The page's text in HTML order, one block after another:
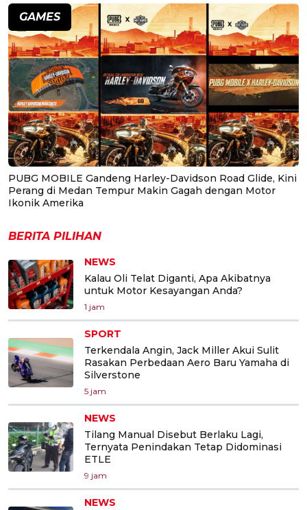
GAMES
PUBG MOBILE Gandeng Harley-Davidson Road Glide, Kini
Perang di Medan Tempur Makin Gagah dengan Motor
Ikonik Amerika
BERITA PILIHAN
NEWS
Kalau Oli Telat Diganti, Apa Akibatnya
untuk Motor Kesayangan Anda?
1 jam
SPORT
Terkendala Angin, Jack Miller Akui Sulit
Rasakan Perbedaan Aero Baru Yamaha di
Silverstone
5 jam
NEWS
Tilang Manual Disebut Berlaku Lagi,
Ternyata Penindakan Tetap Didominasi
ETLE
9 jam
NEWS